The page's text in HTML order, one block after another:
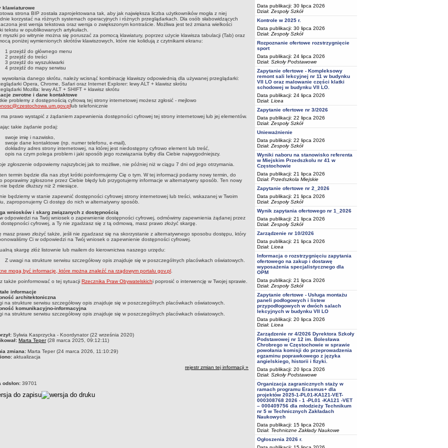
klawiaturowe
strona BIP została zaprojektowana tak, aby jak największa liczba użytkowników mogła z niej
korzystać na różnych systemach operacyjnych i różnych przeglądarkach. Dla osób słabowidzących
jest wersja tekstowa oraz wersja o zwiększonym kontraście. Możliwa jest też zmiana wielkości
tekstu w opublikowanych artykułach.
myszki po witrynie można się poruszać za pomocą klawiatury, poprzez użycie klawisza tabulacji (Tab) oraz
poniżej wymienionych skrótów klawiszowych, które nie kolidują z czytnikami ekranu:
1 przejdź do głównego menu
2 przejdź do treści
3 przejdź do wyszukiwarki
4 przejdź do mapy serwisu
wywołania danego skrótu, należy wcisnąć kombinację klawiszy odpowiednią dla używanej przeglądarki:
Opera, Chrome, Safari oraz Internet Explorer: lewy ALT + klawisz skrótu
Mozilla: lewy ALT + SHIFT + klawisz skrótu
zwrotne i dane kontaktowe
problemy z dostępnością cyfrową tej strony internetowej możesz zgłosić - mejlowo
lub telefonicznie
prawo wystąpić z żądaniem zapewnienia dostępności cyfrowej tej strony internetowej lub jej elementów.
takie żądanie podaj:
swoje imię i nazwisko,
swoje dane kontaktowe (np. numer telefonu, e-mail),
dokładny adres strony internetowej, na której jest niedostępny cyfrowo element lub treść,
opis na czym polega problem i jaki sposób jego rozwiązania byłby dla Ciebie najwygodniejszy.
zgłoszenie odpowiemy najszybciej jak to możliwe, nie później niż w ciągu 7 dni od jego otrzymania.
termin będzie dla nas zbyt krótki poinformujemy Cię o tym. W tej informacji podamy nowy termin, do
poprawimy zgłoszone przez Ciebie błędy lub przygotujemy informacje w alternatywny sposób. Ten nowy
będzie dłuższy niż 2 miesiące.
będziemy w stanie zapewnić dostępności cyfrowej strony internetowej lub treści, wskazanej w Twoim
zaproponujemy Ci dostęp do nich w alternatywny sposób.
wniosków i skarg związanych z dostępnością
odpowiedzi na Twój wniosek o zapewnienie dostępności cyfrowej, odmówimy zapewnienia żądanej przez
cyfrowej, a Ty nie zgadzasz się z tą odmową, masz prawo złożyć skargę.
masz prawo złożyć także, jeśli nie zgadzasz się na skorzystanie z alternatywnego sposobu dostępu, który
Ci w odpowiedzi na Twój wniosek o zapewnienie dostępności cyfrowej.
skargę złóż listownie lub mailem do kierownictwa naszego urzędu:
Z uwagi na strukture serwisu szczegółowy opis znajduje się w poszczególnych placówkach oświatowych.
mogą być informacje, które można znaleźć na rządowym portalu gov.pl
także poinformować o tej sytuacji Rzecznika Praw Obywatelskichi poprosić o interwencję w Twojej sprawie.
informacje
architektoniczna
na strukture serwisu szczegółowy opis znajduje się w poszczególnych placówkach oświatowych.
komunikacyjno-informacyjna
na strukture serwisu szczegółowy opis znajduje się w poszczególnych placówkach oświatowych.
Sylwia Kasprzycka - Koordynator (22 września 2020)
Marta Teper(28 marca 2025, 09:12:11)
zmiana: Marta Teper (24 marca 2026, 11:10:29)
aktualizacja
rejestr zmian tej informacji »
odsłon: 39701
Data publikacji: 30 lipca 2026
Dział: Zespoły Szkół
Kontrole w 2025 r.
Data publikacji: 30 lipca 2026
Dział: Zespoły Szkół
Rozpoznanie ofertowe rozstrzygnięcie
sport
Data publikacji: 24 lipca 2026
Dział: Szkoły Podstawowe
Zapytanie ofertowe - Kompleksowy
remont sali lekcyjnej nr 11 w budynku
VII LO oraz malowanie części klatki
schodowej w budynku VII LO.
Data publikacji: 24 lipca 2026
Dział: Licea
Zapytanie ofertowe nr 3/2026
Data publikacji: 22 lipca 2026
Dział: Zespoły Szkół
Unieważnienie
Data publikacji: 22 lipca 2026
Dział: Zespoły Szkół
Wyniki naboru na stanowisko referenta
w Miejskim Przedszkolu nr 41 w
Częstochowie
Data publikacji: 21 lipca 2026
Dział: Przedszkola Miejskie
Zapytanie ofertowe nr 2_2026
Data publikacji: 21 lipca 2026
Dział: Zespoły Szkół
Wynik zapytania ofertowego nr 1_2026
Data publikacji: 21 lipca 2026
Dział: Zespoły Szkół
Zarządzenie nr 10/2026
Data publikacji: 21 lipca 2026
Dział: Licea
Informacja o rozstrzygnięciu zapytania
ofertowego na zakup i dostawę
wyposażenia specjalistycznego dla
OPM
Data publikacji: 21 lipca 2026
Dział: Zespoły Szkół
Zapytanie ofertowe - Usługa montażu
paneli podłogowych i listew
przypodłogowych w dwóch salach
lekcyjnych w budynku VII LO
Data publikacji: 20 lipca 2026
Dział: Licea
Zarządzenie nr 4/2026 Dyrektora Szkoły
Podstawowej nr 12 im. Bolesława
Chrobrego w Częstochowie w sprawie
powołania komisji do przeprowadzenia
egzaminu poprawkowego z języka
angielskiego, historii i fizyki.
Data publikacji: 20 lipca 2026
Dział: Szkoły Podstawowe
Organizacja zagranicznych staży w
ramach programu Erasmus+ dla
projektów 2025-1-PL01-KA121-VET-
000308768 2026 - 1 -PL01 -KA121 -VET
– 000409756 dla młodzieży Technikum
nr 5 w Technicznych Zakładach
Naukowych
Data publikacji: 15 lipca 2026
Dział: Techniczne Zakłady Naukowe
Ogłoszenia 2026 r.